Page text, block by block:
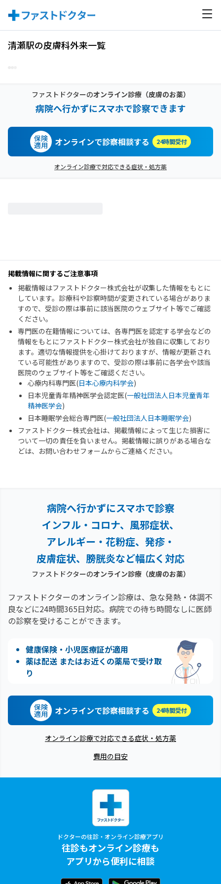
清瀬駅の皮膚科外来一覧
ファストドクターのオンライン診療（皮膚のお薬）
病院へ行かずにスマホで診察できます
保険
適用 オンラインで診察相談する 24時間受付
オンライン診療で対応できる症状・処方薬
掲載情報に関するご注意事項
掲載情報はファストドクター株式会社が収集した情報をもとに
しています。診療科や診察時間が変更されている場合がありま
すので、受診の際は事前に該当医院のウェブサイト等でご確認
ください。
専門医の在籍情報については、各専門医を認定する学会などの
情報をもとにファストドクター株式会社が独自に収集しており
ます。適切な情報提供を心掛けておりますが、情報が更新され
ている可能性がありますので、受診の際は事前に各学会や該当
医院のウェブサイト等をご確認ください。
心療内科専門医(日本心療内科学会)
日本児童青年精神医学会認定医(一般社団法人日本児童青年
精神医学会)
日本睡眠学会総合専門医(一般社団法人日本睡眠学会)
ファストドクター株式会社は、掲載情報によって生じた損害に
ついて一切の責任を負いません。掲載情報に誤りがある場合な
どは、お問い合わせフォームからご連絡ください。
病院へ行かずにスマホで診察
インフル・コロナ、風邪症状、
アレルギー・花粉症、 発疹・
皮膚症状、膀胱炎など幅広く対応
ファストドクターのオンライン診療（皮膚のお薬）
ファストドクターのオンライン診療は、急な発熱・体調不
良などに24時間365日対応。 病院での待ち時間なしに医師
の診察を受けることができます。
健康保険・小児医療証が適用
薬は配送 またはお近くの薬局で受け取
り
保険
適用 オンラインで診察相談する 24時間受付
オンライン診療で対応できる症状・処方薬
費用の目安
ドクターの往診・オンライン診療アプリ
往診もオンライン診療も
アプリから便利に相談